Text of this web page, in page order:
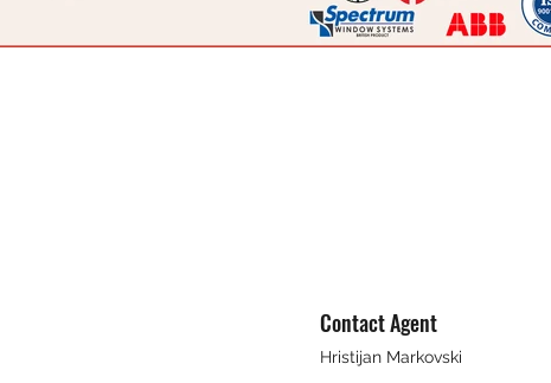
Contact Agent
Hristijan Markovski